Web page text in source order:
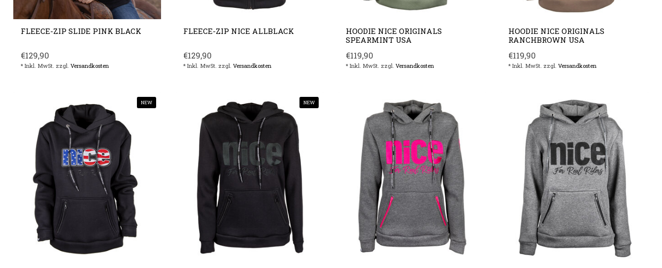
FLEECE-ZIP SLIDE PINK BLACK
€129,90
* Inkl. MwSt. zzgl. Versandkosten
FLEECE-ZIP NICE ALLBLACK
€129,90
* Inkl. MwSt. zzgl. Versandkosten
HOODIE NICE ORIGINALS
SPEARMINT USA
€119,90
* Inkl. MwSt. zzgl. Versandkosten
HOODIE NICE ORIGINALS
RANCHBROWN USA
€119,90
* Inkl. MwSt. zzgl. Versandkosten
NEW NEW